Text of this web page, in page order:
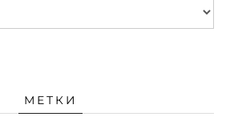
МЕТКИ